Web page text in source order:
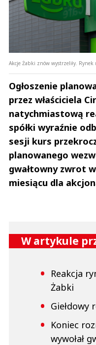
Akcje Żabki znów wystrzeliły.
Ogłoszenie
przez właściciela
natychmiastową
spółki wyraźnie
sesji kurs
planowanego
gwałtowny zwrot
miesiącu dla
W artykule
Reakcja
Żabki
Giełdowy
Koniec
wywołał